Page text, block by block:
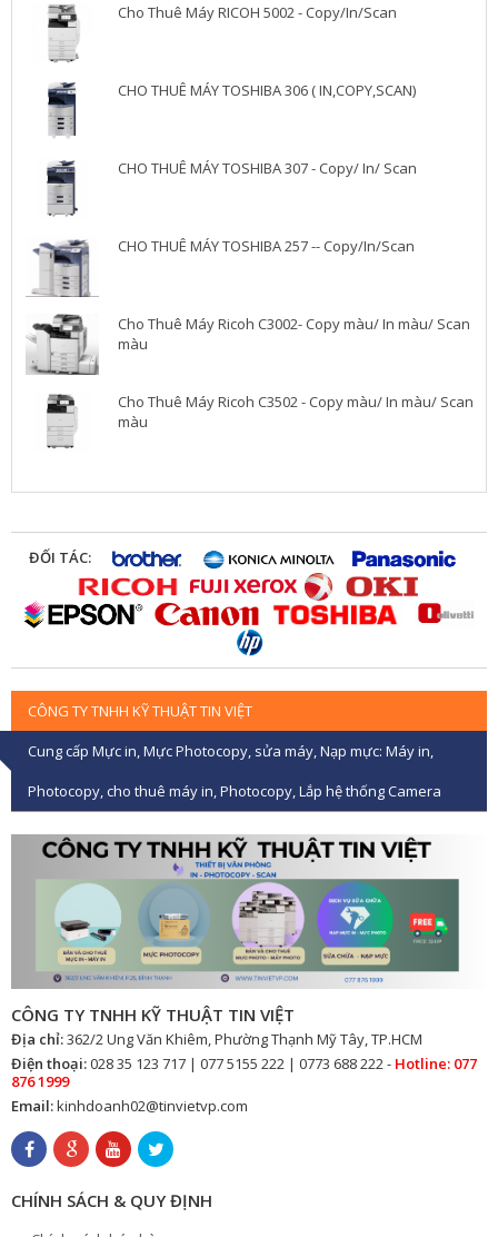
Cho Thuê Máy RICOH 5002 - Copy/In/Scan
CHO THUÊ MÁY TOSHIBA 306 ( IN,COPY,SCAN)
CHO THUÊ MÁY TOSHIBA 307 - Copy/ In/ Scan
CHO THUÊ MÁY TOSHIBA 257 -- Copy/In/Scan
Cho Thuê Máy Ricoh C3002- Copy màu/ In màu/ Scan
màu
Cho Thuê Máy Ricoh C3502 - Copy màu/ In màu/ Scan
màu
ĐỐI TÁC:
CÔNG TY TNHH KỸ THUẬT TIN VIỆT
Cung cấp Mực in, Mực Photocopy, sửa máy, Nạp mực: Máy in,
Photocopy, cho thuê máy in, Photocopy, Lắp hệ thống Camera
CÔNG TY TNHH KỸ THUẬT TIN VIỆT
Địa chỉ:362/2 Ung Văn Khiêm, Phường Thạnh Mỹ Tây, TP.HCM
Điện thoại:028 35 123 717 | 077 5155 222 | 0773 688 222 - Hotline: 077
876 1999
Email:kinhdoanh02@tinvietvp.com
CHÍNH SÁCH & QUY ĐỊNH